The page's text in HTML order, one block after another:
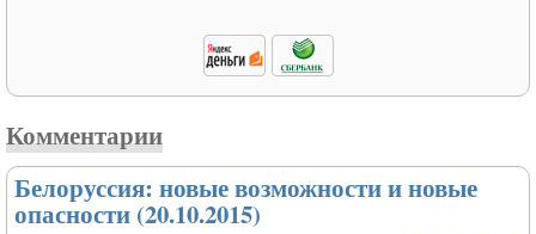
Комментарии
Белоруссия: новые возможности и новые
опасности (20.10.2015)